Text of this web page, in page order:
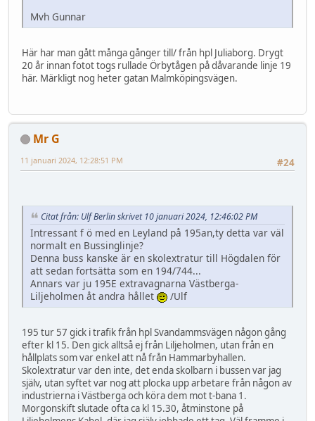
Mvh Gunnar
Här har man gått många gånger till/ från hpl Juliaborg. Drygt
20 år innan fotot togs rullade Örbytågen på dåvarande linje 19
här. Märkligt nog heter gatan Malmköpingsvägen.
Mr G
#24
11 januari 2024, 12:28:51 PM
Citat från: Ulf Berlin skrivet 10 januari 2024, 12:46:02 PM
Intressant f ö med en Leyland på 195an,ty detta var väl
normalt en Bussinglinje?
Denna buss kanske är en skolextratur till Högdalen för
att sedan fortsätta som en 194/744...
Annars var ju 195E extravagnarna Västberga-
Liljeholmen åt andra hållet
/Ulf
195 tur 57 gick i trafik från hpl Svandammsvägen någon gång
efter kl 15. Den gick alltså ej från Liljeholmen, utan från en
hållplats som var enkel att nå från Hammarbyhallen.
Skolextratur var den inte, det enda skolbarn i bussen var jag
själv, utan syftet var nog att plocka upp arbetare från någon av
industrierna i Västberga och köra dem mot t-bana 1.
Morgonskift slutade ofta ca kl 15.30, åtminstone på